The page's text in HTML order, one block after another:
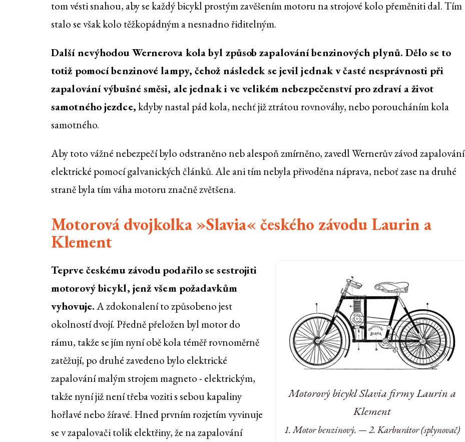
tom vésti snahou, aby se každý bicykl prostým zavěšením motoru na strojové kolo přeměniti dal. Tím
stalo se však kolo těžkopádným a nesnadno řiditelným.
Další nevýhodou Wernerova kola byl způsob zapalování benzinových plynů. Dělo se to
totiž pomocí benzinové lampy, čehož následek se jevil jednak v časté nesprávnosti při
zapalování výbušné směsi, ale jednak i ve velikém nebezpečenství pro zdraví a život
samotného jezdce,kdyby nastal pád kola, nechť již ztrátou rovnováhy, nebo poroucháním kola
samotného.
Aby toto vážné nebezpečí bylo odstraněno neb alespoň zmírněno, zavedl Wernerův závod zapalování
elektrické pomocí galvanických článků. Ale ani tím nebyla přivoděna náprava, neboť zase na druhé
straně byla tím váha motoru značně zvětšena.
Motorová dvojkolka »Slavia« českého závodu Laurin a
Klement
Motorový bicykl Slavia firmy Laurin a
Klement
1. Motor benzinový. — 2. Karburátor (splynovač)
Teprve českému závodu podařilo se sestrojiti
motorový bicykl, jenž všem požadavkům
vyhovuje.A zdokonalení to způsobeno jest
okolností dvojí. Předně přeložen byl motor do
rámu, takže se jím nyní obě kola téměř rovnoměrně
zatěžují, po druhé zavedeno bylo elektrické
zapalování malým strojem magneto - elektrickým,
takže nyní již není třeba voziti s sebou kapaliny
hořlavé nebo žíravé. Hned prvním rozjetím vyvinuje
se v zapalovači tolik elektřiny, že na zapalování